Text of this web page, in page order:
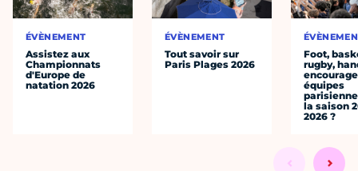
ÉVÈNEMENT
Assistez aux
Championnats
d'Europe de
natation 2026
ÉVÈNEMENT
Tout savoir sur
Paris Plages 2026
Foot,
rugby,
équipes
la saison
2026 ?